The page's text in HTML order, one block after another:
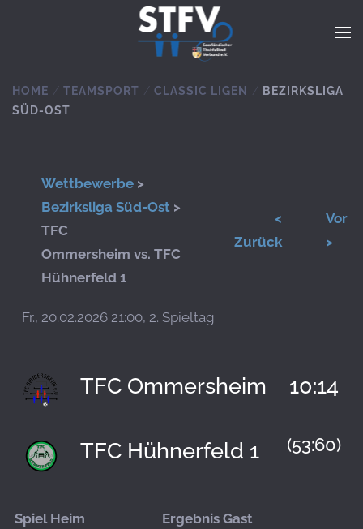
Zum Hauptinhalt springen
HOME TEAMSPORT CLASSIC LIGEN
BEZIRKSLIGA
SÜD-OST
Wettbewerbe >
Bezirksliga Süd-Ost >
TFC
Ommersheim vs. TFC
Hühnerfeld 1
<
Zurück
Vor
>
Fr., 20.02.2026 21:00, 2. Spieltag
TFC Ommersheim 10:14
(53:60)
TFC Hühnerfeld 1
Spiel Heim Ergebnis Gast